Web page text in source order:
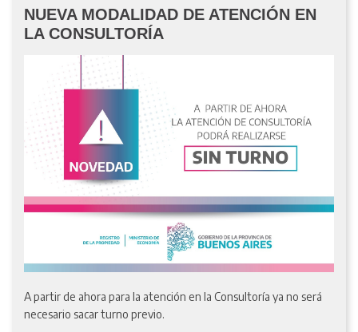
NUEVA MODALIDAD DE ATENCIÓN EN
LA CONSULTORÍA
A partir de ahora para la atención en la Consultoría ya no será
necesario sacar turno previo.